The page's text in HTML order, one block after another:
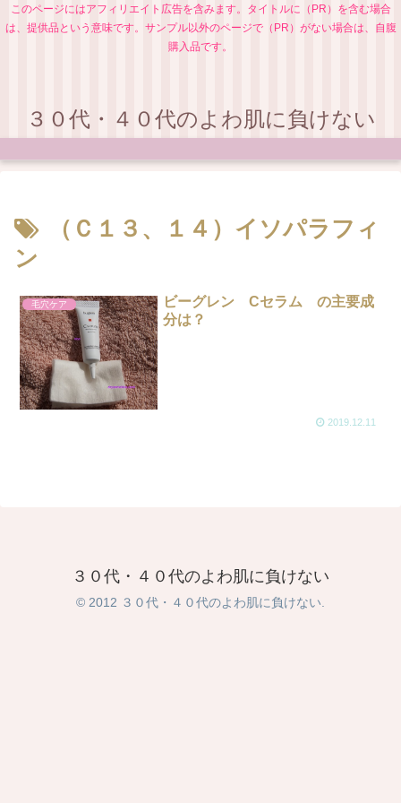
このページにはアフィリエイト広告を含みます。タイトルに（PR）を含む場合
は、提供品という意味です。サンプル以外のページで（PR）がない場合は、自腹
購入品です。
３０代・４０代のよわ肌に負けない
（Ｃ１３、１４）イソパラフィ
ン
毛穴ケア
ビーグレン Cセラム の主要成
分は？
2019.12.11
３０代・４０代のよわ肌に負けない
© 2012 ３０代・４０代のよわ肌に負けない.